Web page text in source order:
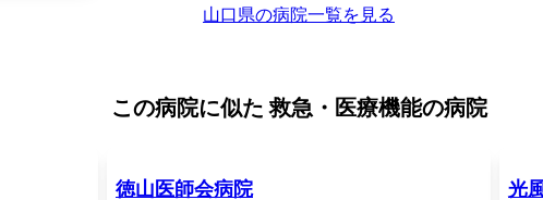
山口県の病院一覧を見る
この病院に似た 救急・医療機能の病院
徳山医師会病院 光